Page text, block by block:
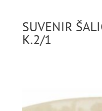
SUVENIR
K.2/1